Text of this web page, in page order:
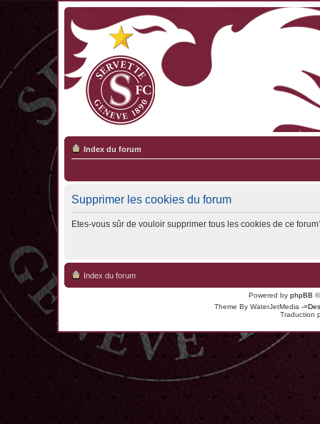
Index du forum
Supprimer les cookies du forum
Etes-vous sûr de vouloir supprimer tous les cookies de ce
Index du forum
Powered by phpBB
Theme By WaterJetMedia -
Traduction